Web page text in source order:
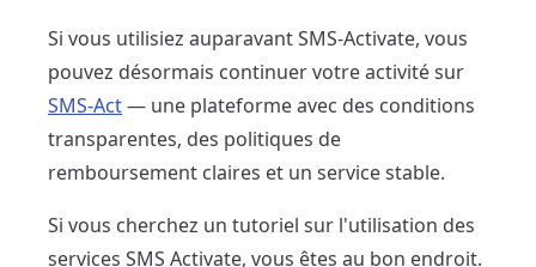
Si vous utilisiez auparavant SMS-Activate, vous
pouvez désormais continuer votre activité sur
SMS-Act— une plateforme avec des conditions
transparentes, des politiques de
remboursement claires et un service stable.
Si vous cherchez un tutoriel sur l'utilisation des
services SMS Activate, vous êtes au bon endroit.